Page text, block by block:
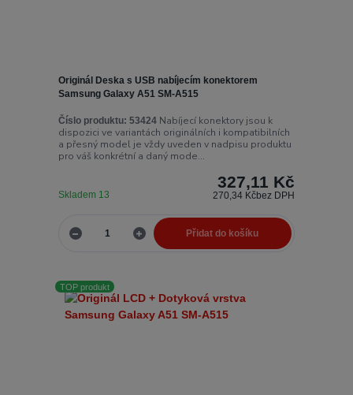
Originál Deska s USB nabíjecím konektorem
Samsung Galaxy A51 SM-A515
Číslo produktu: 53424Nabíjecí konektory jsou k
dispozici ve variantách originálních i kompatibilních
a přesný model je vždy uveden v nadpisu produktu
pro váš konkrétní a daný mode...
327,11 Kč
270,34 Kčbez DPH
Skladem 13
Přidat do košíku
TOP produkt